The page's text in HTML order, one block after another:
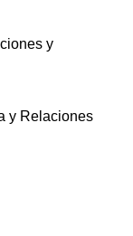
y
y Relaciones